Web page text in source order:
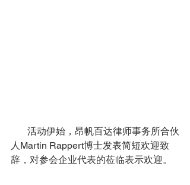
人Martin Rappert博士发表简短欢迎致
辞，对参会企业代表的莅临表示欢迎。